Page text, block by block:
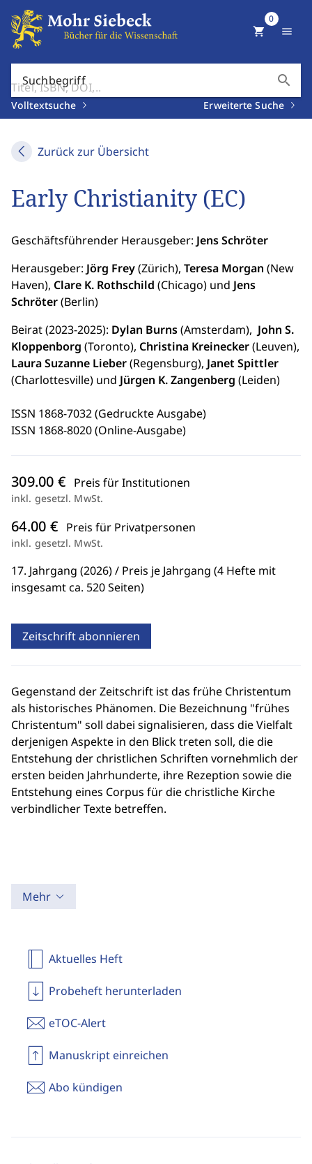
Suchbegriff search
Volltextsuche Erweiterte Suche
shopping_cart
0
menu
Zurück zur Übersicht
Aktuelles Heft
Probeheft herunterladen
eTOC-Alert
Manuskript einreichen
Abo kündigen
Early Christianity (EC)
Geschäftsführender Herausgeber: Jens Schröter
Herausgeber: Jörg Frey(Zürich), Teresa Morgan (New
Haven), Clare K. Rothschild (Chicago) und Jens
Schröter(Berlin)
Beirat (2023-2025): Dylan Burns(Amsterdam), John S.
Kloppenborg (Toronto), Christina Kreinecker(Leuven),
Laura Suzanne Lieber(Regensburg), Janet Spittler
(Charlottesville) und Jürgen K. Zangenberg (Leiden)
ISSN 1868-7032 (Gedruckte Ausgabe)
ISSN 1868-8020 (Online-Ausgabe)
309.00 € Preis für Institutionen
inkl. gesetzl. MwSt.
64.00 € Preis für Privatpersonen
inkl. gesetzl. MwSt.
17. Jahrgang (2026) / Preis je Jahrgang (4 Hefte mit
insgesamt ca. 520 Seiten)
Zeitschrift abonnieren
Gegenstand der Zeitschrift ist das frühe Christentum
als historisches Phänomen. Die Bezeichnung "frühes
Christentum" soll dabei signalisieren, dass die Vielfalt
derjenigen Aspekte in den Blick treten soll, die die
Entstehung der christlichen Schriften vornehmlich der
ersten beiden Jahrhunderte, ihre Rezeption sowie die
Entstehung eines Corpus für die christliche Kirche
verbindlicher Texte betreffen.
Mehr